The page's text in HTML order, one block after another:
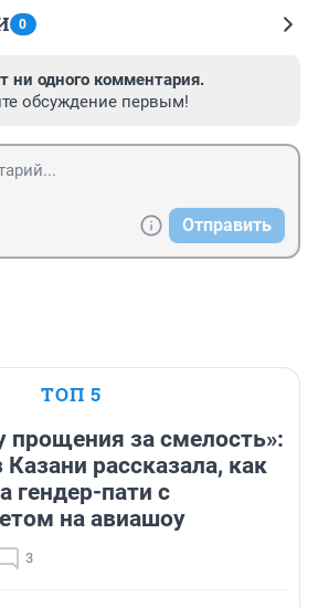
0
ни одного комментария.
обсуждение первым!
Отправить
ТОП 5
прощения за смелость»:
Казани рассказала, как
гендер-пати с
на авиашоу
3